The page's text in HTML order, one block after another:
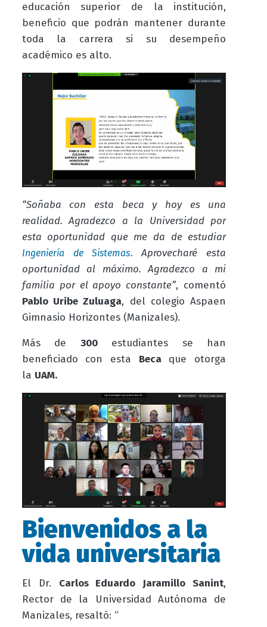
educación superior de la institución,
beneficio que podrán mantener durante
toda la carrera si su desempeño
académico es alto.
“Soñaba con esta beca y hoy es una
realidad. Agradezco a la Universidad por
esta oportunidad que me da de estudiar
Ingeniería de Sistemas. Aprovecharé esta
oportunidad al máximo. Agradezco a mi
familia por el apoyo constante”, comentó
Pablo Uribe Zuluaga, del colegio Aspaen
Gimnasio Horizontes (Manizales).
Más de300 estudiantes se han
beneficiado con esta Becaque otorga
la UAM.
Bienvenidos a la
vida universitaria
El Dr. Carlos Eduardo Jaramillo Sanint,
Rector de la Universidad Autónoma de
Manizales, resaltó: “